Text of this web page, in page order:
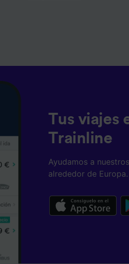
Tus viajes
Trainline
Ayudamos a
alrededor de Europa.